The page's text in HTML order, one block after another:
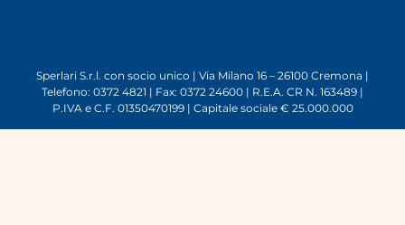
Sperlari S.r.l. con socio unico | Via Milano 16 – 26100 Cremona |
Telefono: 0372 4821 | Fax: 0372 24600 | R.E.A. CR N. 163489 |
P.IVA e C.F. 01350470199 | Capitale sociale € 25.000.000